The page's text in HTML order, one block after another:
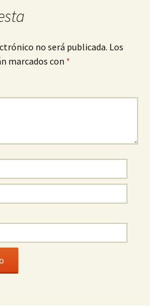
no será publicada. Los
marcados con *